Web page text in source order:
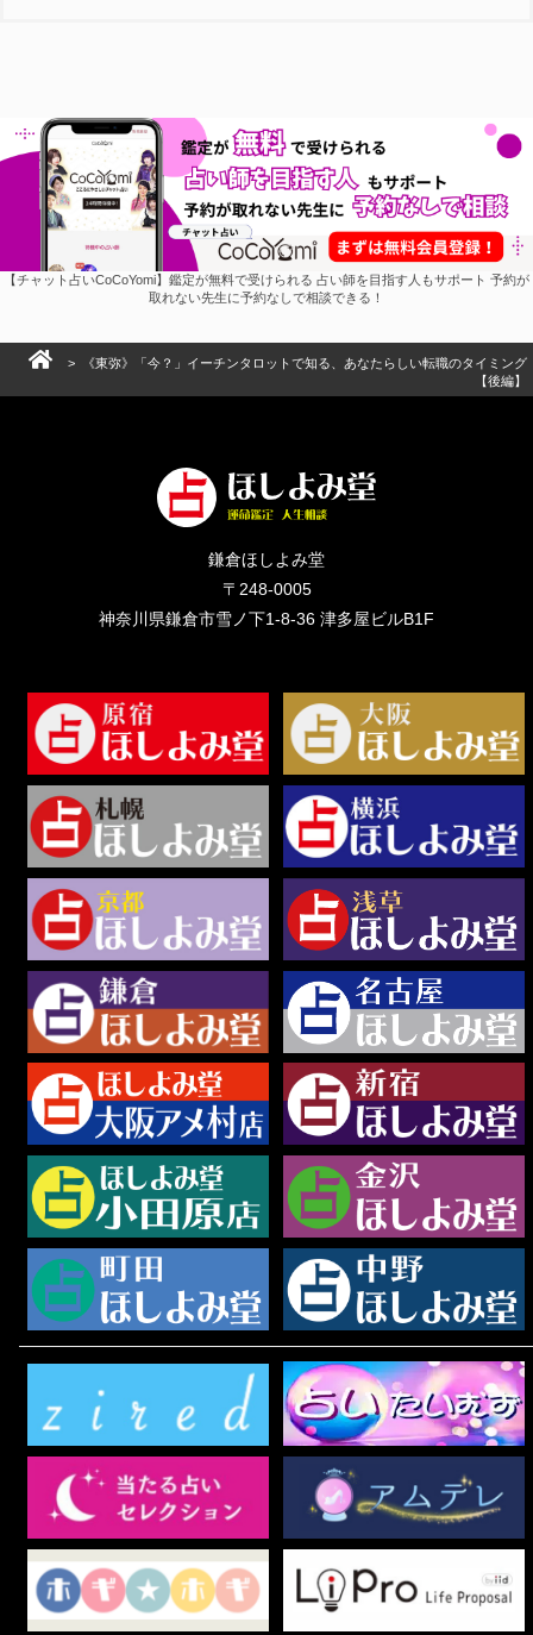
【チャット占いCoCoYomi】鑑定が無料で受けられる 占い師を目指す人もサポート 予約が
取れない先生に予約なしで相談できる！
> 《東弥》「今？」イーチンタロットで知る、あなたらしい転職のタイミング
【後編】
鎌倉ほしよみ堂
〒248-0005
神奈川県鎌倉市雪ノ下1-8-36 津多屋ビルB1F